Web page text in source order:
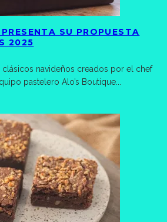
SU PROPUESTA
2025
navideños creados por el chef
pastelero Alo’s Boutique